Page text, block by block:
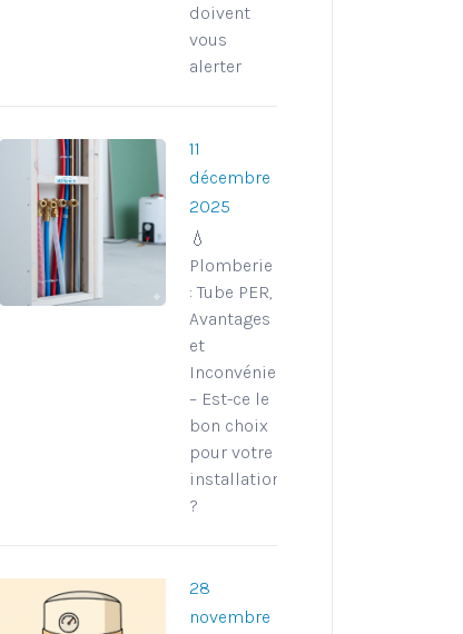
doivent
vous
alerter
11
décembre
2025
💧
Plomberie
: Tube PER,
Avantages
et
Inconvénients
– Est-ce le
bon choix
pour votre
installation
?
28
novembre